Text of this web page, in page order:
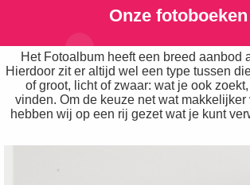
Onze fotoboeken
Het Fotoalbum heeft een breed aanbod
Hierdoor zit er altijd wel een type tussen
of groot, licht of zwaar: wat je ook
vinden. Om de keuze net wat makkelijker
hebben wij op een rij gezet wat je kunt